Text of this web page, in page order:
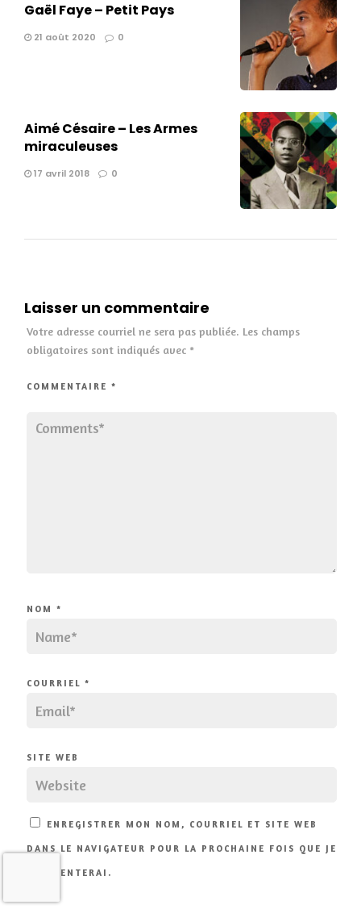
Gaël Faye – Petit Pays
21 août 2020 0
Aimé Césaire – Les Armes
miraculeuses
17 avril 2018 0
Laisser un commentaire
Votre adresse courriel ne sera pas publiée. Les champs
obligatoires sont indiqués avec *
COMMENTAIRE *
NOM *
COURRIEL *
SITE WEB
ENREGISTRER MON NOM, COURRIEL ET SITE WEB
DANS LE NAVIGATEUR POUR LA PROCHAINE FOIS QUE JE
COMMENTERAI.